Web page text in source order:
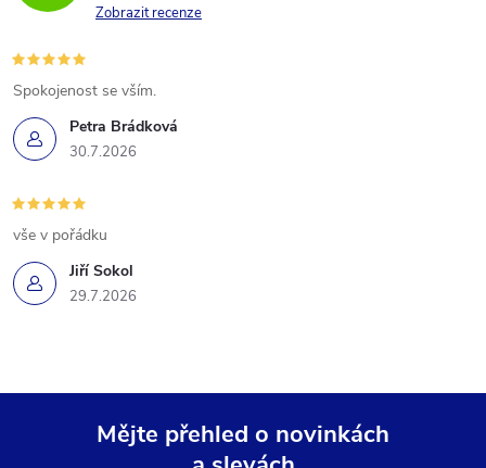
Zobrazit recenze
Petra Brádková
30.7.2026
Spokojenost se vším.
Jiří Sokol
29.7.2026
vše v pořádku
Mějte přehled o novinkách